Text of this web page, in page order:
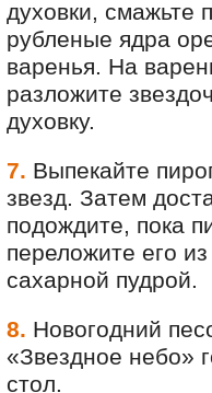
духовки, смажьте
рубленые ядра
варенья. На
разложите
духовку.
7. Выпекайте
звезд. Затем
подождите, пока
переложите его
сахарной пудрой.
8. Новогодний
«Звездное небо»
стол.